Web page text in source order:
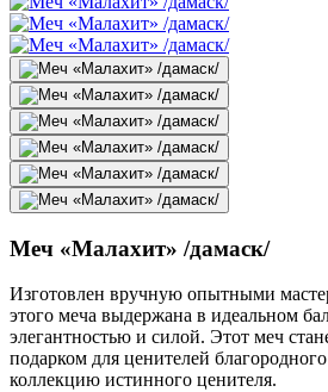
Меч «Малахит» /дамаск/
Изготовлен вручную опытными
этого меча выдержана в идеальном
элегантностью и силой. Этот меч
подарком для ценителей
коллекцию истинного ценителя.